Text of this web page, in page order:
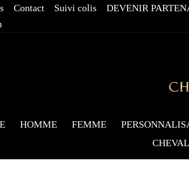
Contact Suivi colis DEVENIR
HOMME FEMME